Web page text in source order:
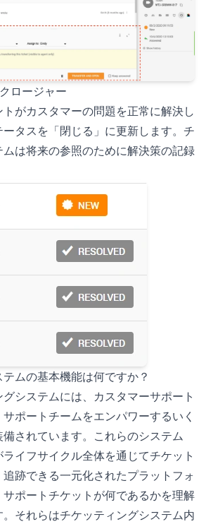
ロージャー
がカスタマーの問題を正常に解決し
タスを「閉じる」に更新します。チ
は将来の参照のために解決策の記録
ムの基本機能は何ですか？
システムには、カスタマーサポート
ポートチームをエンパワーするいく
されています。これらのシステム
イフサイクル全体を通じてチケット
跡できる一元化されたプラットフォ
ポートチケットが何であるかを理解
それらはチケッティングシステム内